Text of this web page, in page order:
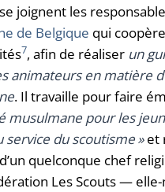
joignent les
de Belgique qui
7, afin de réaliser un
animateurs en matière
. Il travaille pour faire
musulmane pour les
service du scoutisme »et
quelconque chef
Les Scouts —